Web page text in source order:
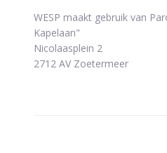
WESP maakt gebruik van
Kapelaan"
Nicolaasplein 2
2712 AV Zoetermeer